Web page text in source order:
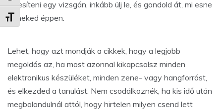
Betűméret váltása
teljesíteni egy vizsgán, inkább ülj le, és gondold át, mi esne
jól neked éppen.
Lehet, hogy azt mondják a cikkek, hogy a legjobb
megoldás az, ha most azonnal kikapcsolsz minden
elektronikus készüléket, minden zene- vagy hangforrást,
és elkezded a tanulást. Nem csodálkoznék, ha kis idő után
megbolondulnál attól, hogy hirtelen milyen csend lett